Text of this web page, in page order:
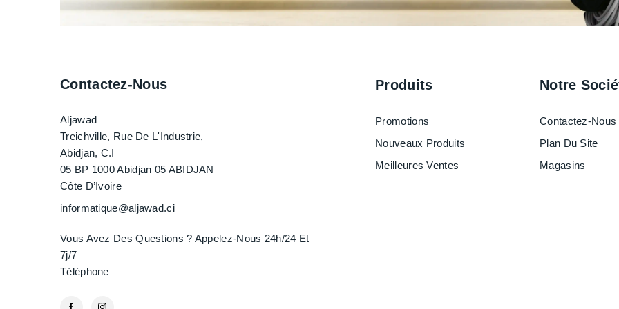
Contactez-Nous
Aljawad
Treichville, Rue De L'Industrie,
Abidjan, C.I
05 BP 1000 Abidjan 05 ABIDJAN
Côte D’Ivoire
informatique@aljawad.ci
Vous Avez Des Questions ? Appelez-Nous 24h/24 Et
7j/7
Téléphone
Produits
Promotions
Nouveaux Produits
Meilleures Ventes
Notre
Contactez-Nous
Plan Du Site
Magasins